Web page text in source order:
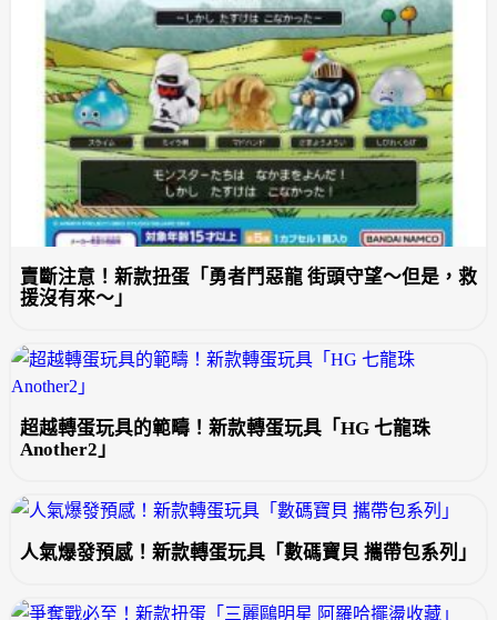
賣斷注意！新款扭蛋「勇者鬥惡龍 街頭守望～但是，救
援沒有來～」
超越轉蛋玩具的範疇！新款轉蛋玩具「HG 七龍珠
Another2」
人氣爆發預感！新款轉蛋玩具「數碼寶貝 攜帶包系列」